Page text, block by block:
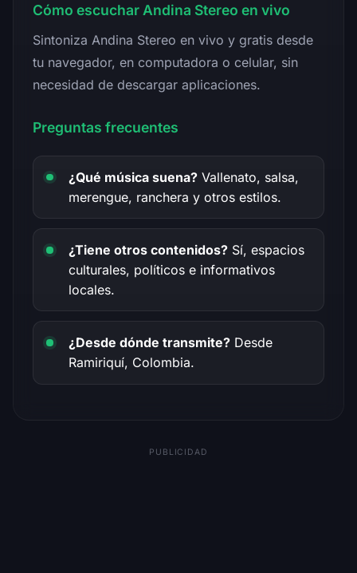
Cómo escuchar Andina Stereo en vivo
Sintoniza Andina Stereo en vivo y gratis desde
tu navegador, en computadora o celular, sin
necesidad de descargar aplicaciones.
Preguntas frecuentes
¿Qué música suena? Vallenato, salsa,
merengue, ranchera y otros estilos.
¿Tiene otros contenidos? Sí, espacios
culturales, políticos e informativos
locales.
¿Desde dónde transmite? Desde
Ramiriquí, Colombia.
PUBLICIDAD